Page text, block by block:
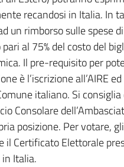
recandosi in Italia. In
un rimborso sulle spese
al 75% del costo del
Il pre-requisito per
è l’iscrizione all’AIRE
italiano. Si consiglia
Consolare
posizione. Per votare,
il Certificato Elettorale
Italia.